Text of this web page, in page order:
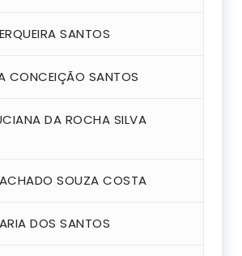
SANTOS
CONCEIÇÃO SANTOS
DA ROCHA SILVA
SOUZA COSTA
DOS SANTOS